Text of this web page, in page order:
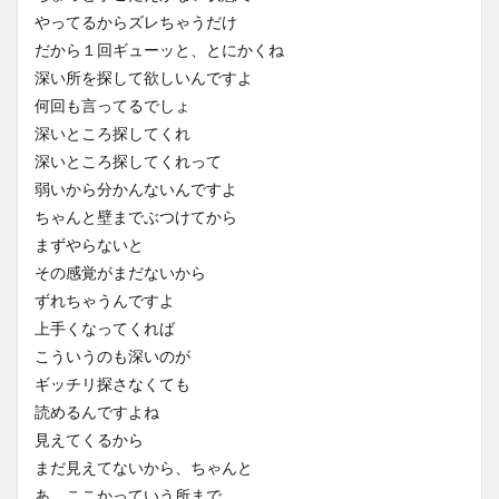
やってるからズレちゃうだけ
だから１回ギューッと、とにかくね
深い所を探して欲しいんですよ
何回も言ってるでしょ
深いところ探してくれ
深いところ探してくれって
弱いから分かんないんですよ
ちゃんと壁までぶつけてから
まずやらないと
その感覚がまだないから
ずれちゃうんですよ
上手くなってくれば
こういうのも深いのが
ギッチリ探さなくても
読めるんですよね
見えてくるから
まだ見えてないから、ちゃんと